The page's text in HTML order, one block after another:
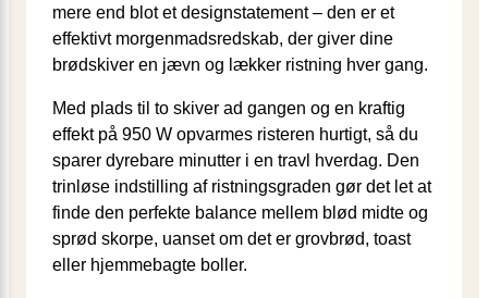
mere end blot et designstatement – den er et
effektivt morgenmadsredskab, der giver dine
brødskiver en jævn og lækker ristning hver gang.
Med plads til to skiver ad gangen og en kraftig
effekt på 950 W opvarmes risteren hurtigt, så du
sparer dyrebare minutter i en travl hverdag. Den
trinløse indstilling af ristningsgraden gør det let at
finde den perfekte balance mellem blød midte og
sprød skorpe, uanset om det er grovbrød, toast
eller hjemmebagte boller.